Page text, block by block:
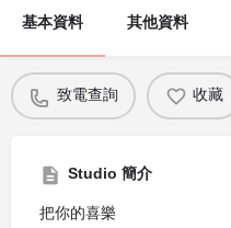
基本資料 其他資料
致電查詢 收藏
Studio 簡介
把你的喜樂